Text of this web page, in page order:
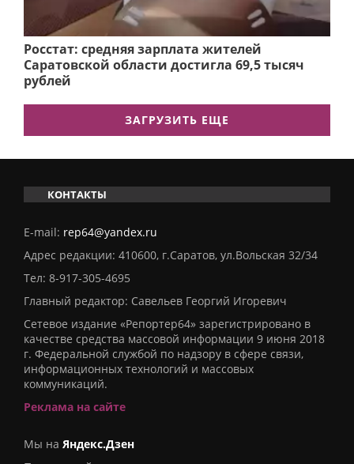
Росстат: средняя зарплата жителей
Саратовской области достигла 69,5 тысяч
рублей
ЗАГРУЗИТЬ ЕЩЕ
КОНТАКТЫ
E-mail: rep64@yandex.ru
Адрес редакции: 410600, г.Саратов, ул.Вольская 32/34
Тел: 8-917-305-4695
Главный редактор: Савельев Георгий Игоревич
Сетевое издание «Репортер64» зарегистрировано в
качестве средства массовой информации 9 июня 2018
г. Федеральной службой по надзору в сфере связи,
информационных технологий и массовых
коммуникаций.
Реклама на сайте
Мы на Яндекс.Дзен